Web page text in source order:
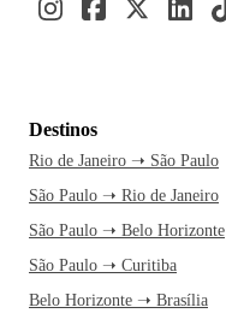
Destinos
Rio de Janeiro ➝ São Paulo
São Paulo ➝ Rio de Janeiro
São Paulo ➝ Belo Horizonte
São Paulo ➝ Curitiba
Belo Horizonte ➝ Brasília